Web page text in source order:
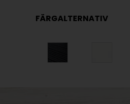
FÄRGALTERNATIV